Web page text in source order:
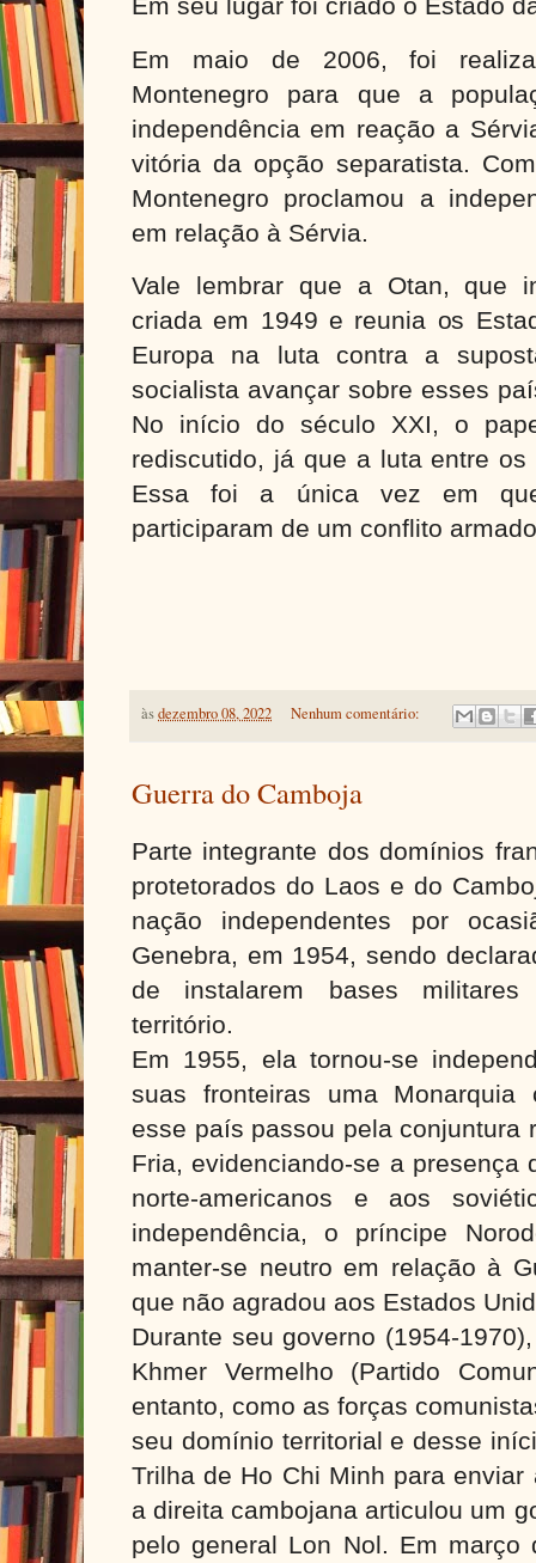
Em seu lugar foi criado o Estado
Em maio de 2006, foi
Montenegro para que a
independência em reação a
vitória da opção separatista.
Montenegro proclamou a
em relação à Sérvia.
Vale lembrar que a Otan, que
criada em 1949 e reunia os
Europa na luta contra a
socialista avançar sobre esses
No início do século XXI, o
rediscutido, já que a luta entre
Essa foi a única vez em
participaram de um conflito
àsdezembro 08, 2022 Nenhum comentário:
Guerra do Camboja
Parte integrante dos domínios
protetorados do Laos e do
nação independentes por
Genebra, em 1954, sendo
de instalarem bases
território.
Em 1955, ela tornou-se
suas fronteiras uma Monarquia
esse país passou pela conjuntura
Fria, evidenciando-se a presença
norte-americanos e aos
independência, o príncipe
manter-se neutro em relação à
que não agradou aos Estados
Durante seu governo (1954-
Khmer Vermelho (Partido
entanto, como as forças
seu domínio territorial e desse
Trilha de Ho Chi Minh para
a direita cambojana articulou um
pelo general Lon Nol. Em março